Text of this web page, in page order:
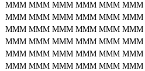
MMM MMM MMM MMM MMM MMM
MMM MMM MMM MMM MMM MMM
MMM MMM MMM MMM MMM MMM
MMM MMM MMM MMM MMM MMM
MMM MMM MMM MMM MMM MMM
MMM MMM MMM MMM MMM MMM